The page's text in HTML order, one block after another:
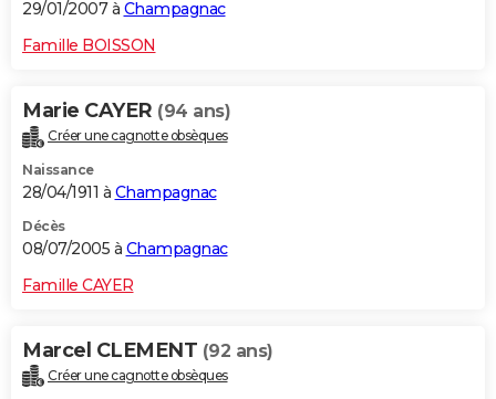
29/01/2007 à Champagnac
Famille BOISSON
Marie CAYER (94 ans)
Créer une cagnotte obsèques
Naissance
28/04/1911 à Champagnac
Décès
08/07/2005 à Champagnac
Famille CAYER
Marcel CLEMENT (92 ans)
Créer une cagnotte obsèques